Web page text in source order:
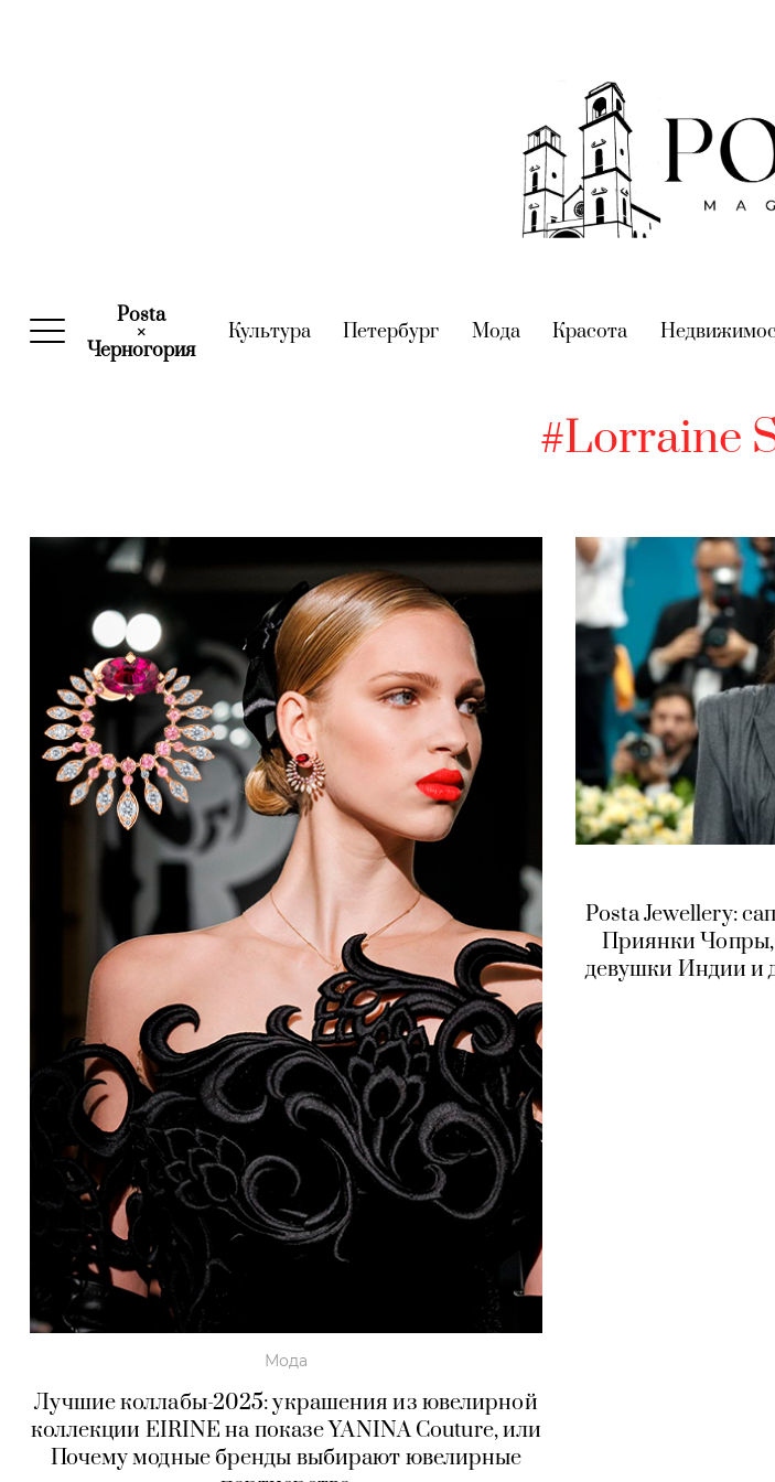
Posta
×
Черногория(current)
Культура(current)
Петербург (current)
Мода(current)
Красота (current)
#Lorraine
Мода
Лучшие коллабы-2025: украшения из ювелирной
коллекции EIRINE на показе YANINA Couture, или
Почему модные бренды выбирают ювелирные
Posta Jewellery:
Приянки Чопры,
девушки Индии и